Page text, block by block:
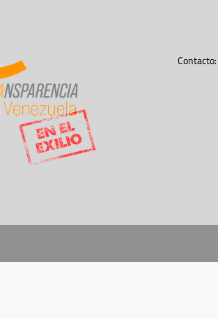
Contacto: